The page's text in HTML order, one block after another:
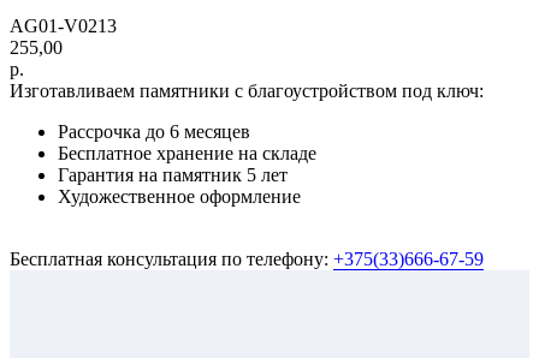
AG01-V0213
255,00
р.
Изготавливаем памятники с благоустройством под ключ:
Рассрочка до 6 месяцев
Бесплатное хранение на складе
Гарантия на памятник 5 лет
Художественное оформление
Бесплатная консультация по телефону: +375(33)666-67-59